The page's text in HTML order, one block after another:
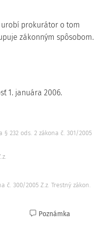
prokurátor o tom
zákonným spôsobom.
1. januára 2006.
§ 232 ods. 2 zákona č. 301/2005
č. 300/2005 Z.z. Trestný zákon.
Poznámka